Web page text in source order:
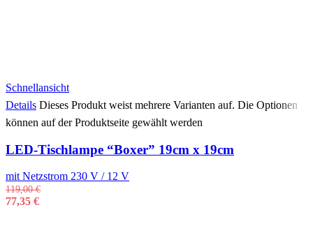
Schnellansicht
Details Dieses Produkt weist mehrere Varianten auf. Die Optionen
können auf der Produktseite gewählt werden
LED-Tischlampe “Boxer” 19cm x 19cm
mit Netzstrom 230 V / 12 V
119,00€
77,35 €